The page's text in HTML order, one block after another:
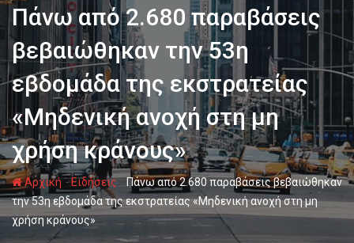
Πάνω από 2.680 παραβάσεις
βεβαιώθηκαν την 53η
εβδομάδα της εκστρατείας
«Μηδενική ανοχή στη μη
χρήση κράνους»
Αρχική -Ειδήσεις-Πάνω από 2.680 παραβάσεις βεβαιώθηκαν
την 53η εβδομάδα της εκστρατείας «Μηδενική ανοχή στη μη
χρήση κράνους»